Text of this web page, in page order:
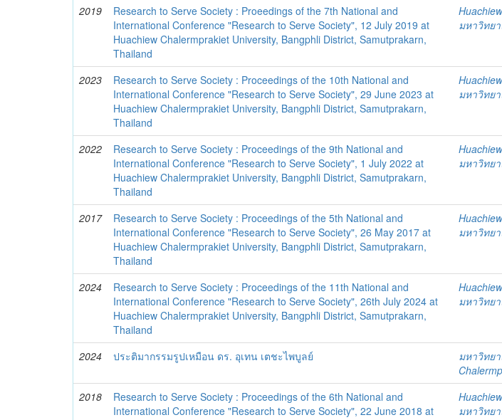
2019
Research to Serve Society : Proeedings of the 7th National and
International Conference "Research to Serve Society", 12 July 2019 at
Huachiew Chalermprakiet University, Bangphli District, Samutprakarn,
Thailand
มหาวิทย
2023
Research to Serve Society : Proceedings of the 10th National and
International Conference "Research to Serve Society", 29 June 2023 at
Huachiew Chalermprakiet University, Bangphli District, Samutprakarn,
Thailand
มหาวิทย
2022
Research to Serve Society : Proceedings of the 9th National and
International Conference "Research to Serve Society", 1 July 2022 at
Huachiew Chalermprakiet University, Bangphli District, Samutprakarn,
Thailand
มหาวิทย
2017
Research to Serve Society : Proceedings of the 5th National and
International Conference "Research to Serve Society", 26 May 2017 at
Huachiew Chalermprakiet University, Bangphli District, Samutprakarn,
Thailand
มหาวิทย
2024
Research to Serve Society : Proceedings of the 11th National and
International Conference "Research to Serve Society", 26th July 2024 at
Huachiew Chalermprakiet University, Bangphli District, Samutprakarn,
Thailand
มหาวิทย
2024 ประติมากรรมรูปเหมือน ดร. อุเทน เตชะไพบูลย์ มหาวิทย
2018
Research to Serve Society : Proceedings of the 6th National and
International Conference "Research to Serve Society", 22 June 2018 at
มหาวิทย